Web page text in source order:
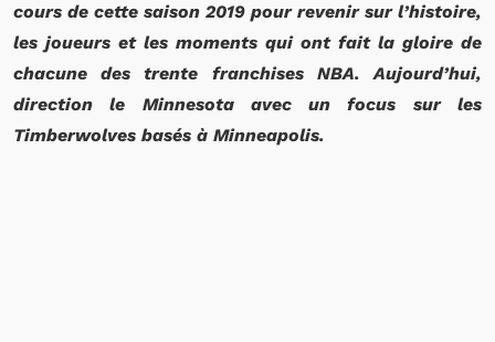
cours de cette saison 2019 pour revenir sur l’histoire,
les joueurs et les moments qui ont fait la gloire de
chacune des trente franchises NBA. Aujourd’hui,
direction le Minnesota avec un focus sur les
Timberwolves basés à Minneapolis.